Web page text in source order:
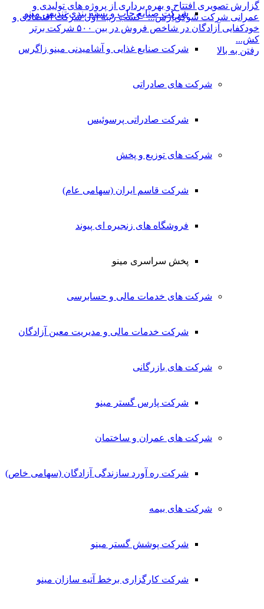
شرکت صنایع چاپ و بسته بندی تندیس مینو
شرکت صنایع غذایی و آشامیدنی مینو زاگرس
شرکت های صادراتی
شرکت صادراتی پرسوئیس
شرکت های توزیع و پخش
شرکت قاسم ایران (سهامی عام)
فروشگاه های زنجیره ای پیوند
پخش سراسری مینو
شرکت های خدمات مالی و حسابرسی
شرکت خدمات مالی و مدیریت معین آزادگان
شرکت های بازرگانی
شرکت پارس گستر مینو
شرکت های عمران و ساختمان
شرکت ره آورد سازندگی آزادگان (سهامی خاص)
شرکت های بیمه
شرکت پوشش گستر مینو
شرکت کارگزاری برخط آتیه سازان مینو
گزارش تصویری افتتاح و بهره برداری از پروژه های تولیدی و
عمرانی شرکت شوکوپارس...
کسب رتبه اول شرکت اقتصادی و
خودکفایی آزادگان در شاخص فروش در بین ۵۰۰ شرکت برتر
کش...
رفتن به بالا